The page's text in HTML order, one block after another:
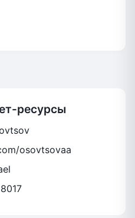
ресурсы
osovtsovaa